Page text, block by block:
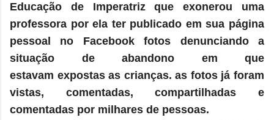
Educação de Imperatriz que exonerou uma
professora por ela ter publicado em sua página
pessoal no Facebook fotos denunciando a
situação de abandono em que
estavam expostas as crianças. as fotos já foram
vistas, comentadas, compartilhadas e
comentadas por milhares de pessoas.